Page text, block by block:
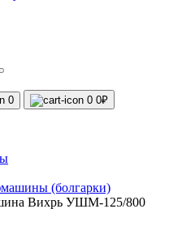
0 0 0₽
(болгарки)
Вихрь УШМ-125/800